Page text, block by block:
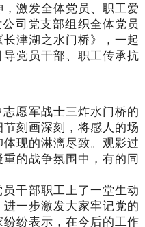
激发全体党员、职工爱
司党支部组织全体党员
津湖之水门桥》，一起
党员干部、职工传承抗
愿军战士三炸水门桥的
刻画深刻，将感人的场
现的淋漓尽致。观影过
的战争氛围中，有的同
干部职工上了一堂生动
一步激发大家牢记党的
纷表示，在今后的工作